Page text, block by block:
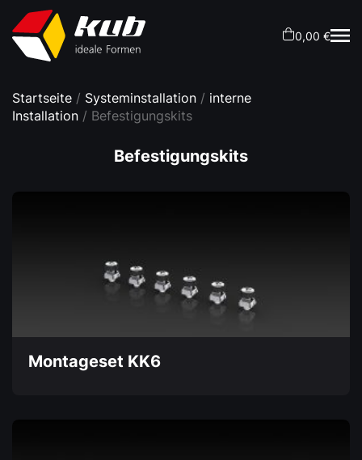
0,00 €
Startseite / Systeminstallation / interne
Installation / Befestigungskits
Befestigungskits
Montageset KK6